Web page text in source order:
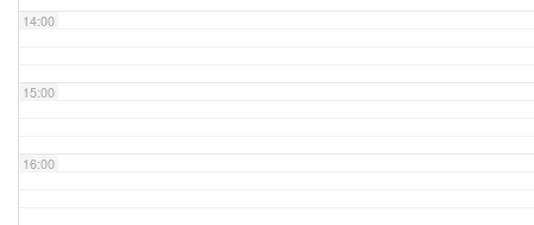
14:00
15:00
16:00